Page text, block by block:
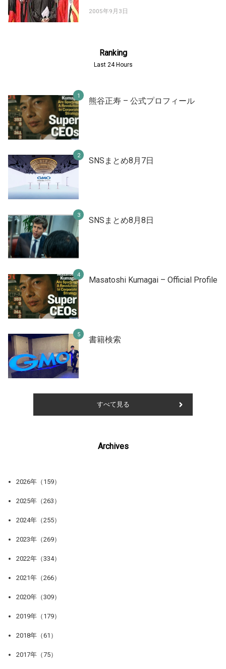
2005年9月3日
Ranking
Last 24 Hours
熊谷正寿 – 公式プロフィール
SNSまとめ8月7日
SNSまとめ8月8日
Masatoshi Kumagai – Official Profile
書籍検索
すべて見る
Archives
2026年（159）
2025年（263）
2024年（255）
2023年（269）
2022年（334）
2021年（266）
2020年（309）
2019年（179）
2018年（61）
2017年（75）